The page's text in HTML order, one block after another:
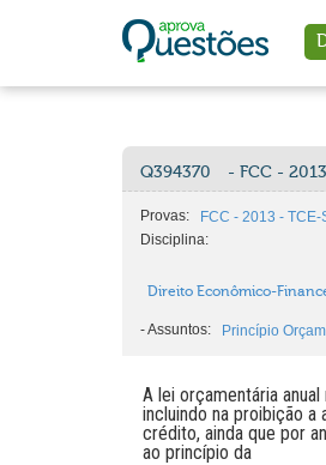
Q394370 - FCC -
Provas:
FCC - 2013 -
Disciplina:
Direito Econômico-
-Assuntos: Princípio
A lei orçamentária
incluindo na proibição
crédito, ainda que por
ao princípio da